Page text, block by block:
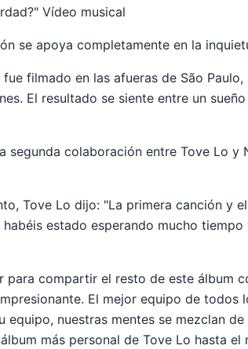
Vídeo musical
se apoya completamente en la
filmado en las afueras de São
El resultado se siente entre un
segunda colaboración entre Tove Lo y
Tove Lo dijo: "La primera canción y
estado esperando mucho
para compartir el resto de este álbum
El mejor equipo de todos
nuestras mentes se mezclan de
más personal de Tove Lo hasta el